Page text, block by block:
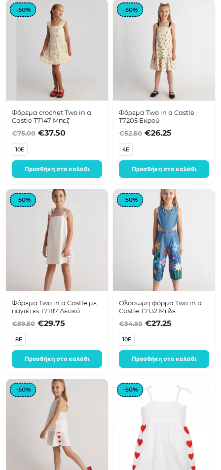
-50%
Φόρεμα crochet Two in a
Castle T7147 Μπεζ
€75.00 Original price was: €75.00.
€37.50Η τρέχουσα τιμή είναι: €37.50.
10E
Προσθήκη στο καλάθι
-50%
Φόρεμα Two in a Castle
T7205 Εκρού
€52.50 Original price
€26.25
4E
Προσθήκη στο καλάθι
-50%
Φόρεμα Two in a Castle με
παγιέτες T7187 Λευκό
€59.50 Original price was: €59.50.
€29.75 Η τρέχουσα τιμή είναι: €29.75.
8E
Προσθήκη στο καλάθι
-50%
Ολόσωμη φόρμα Two in a
Castle T7132 Μπλε
€54.50 Original price
€27.25
10E
Προσθήκη στο καλάθι
-50% -50%